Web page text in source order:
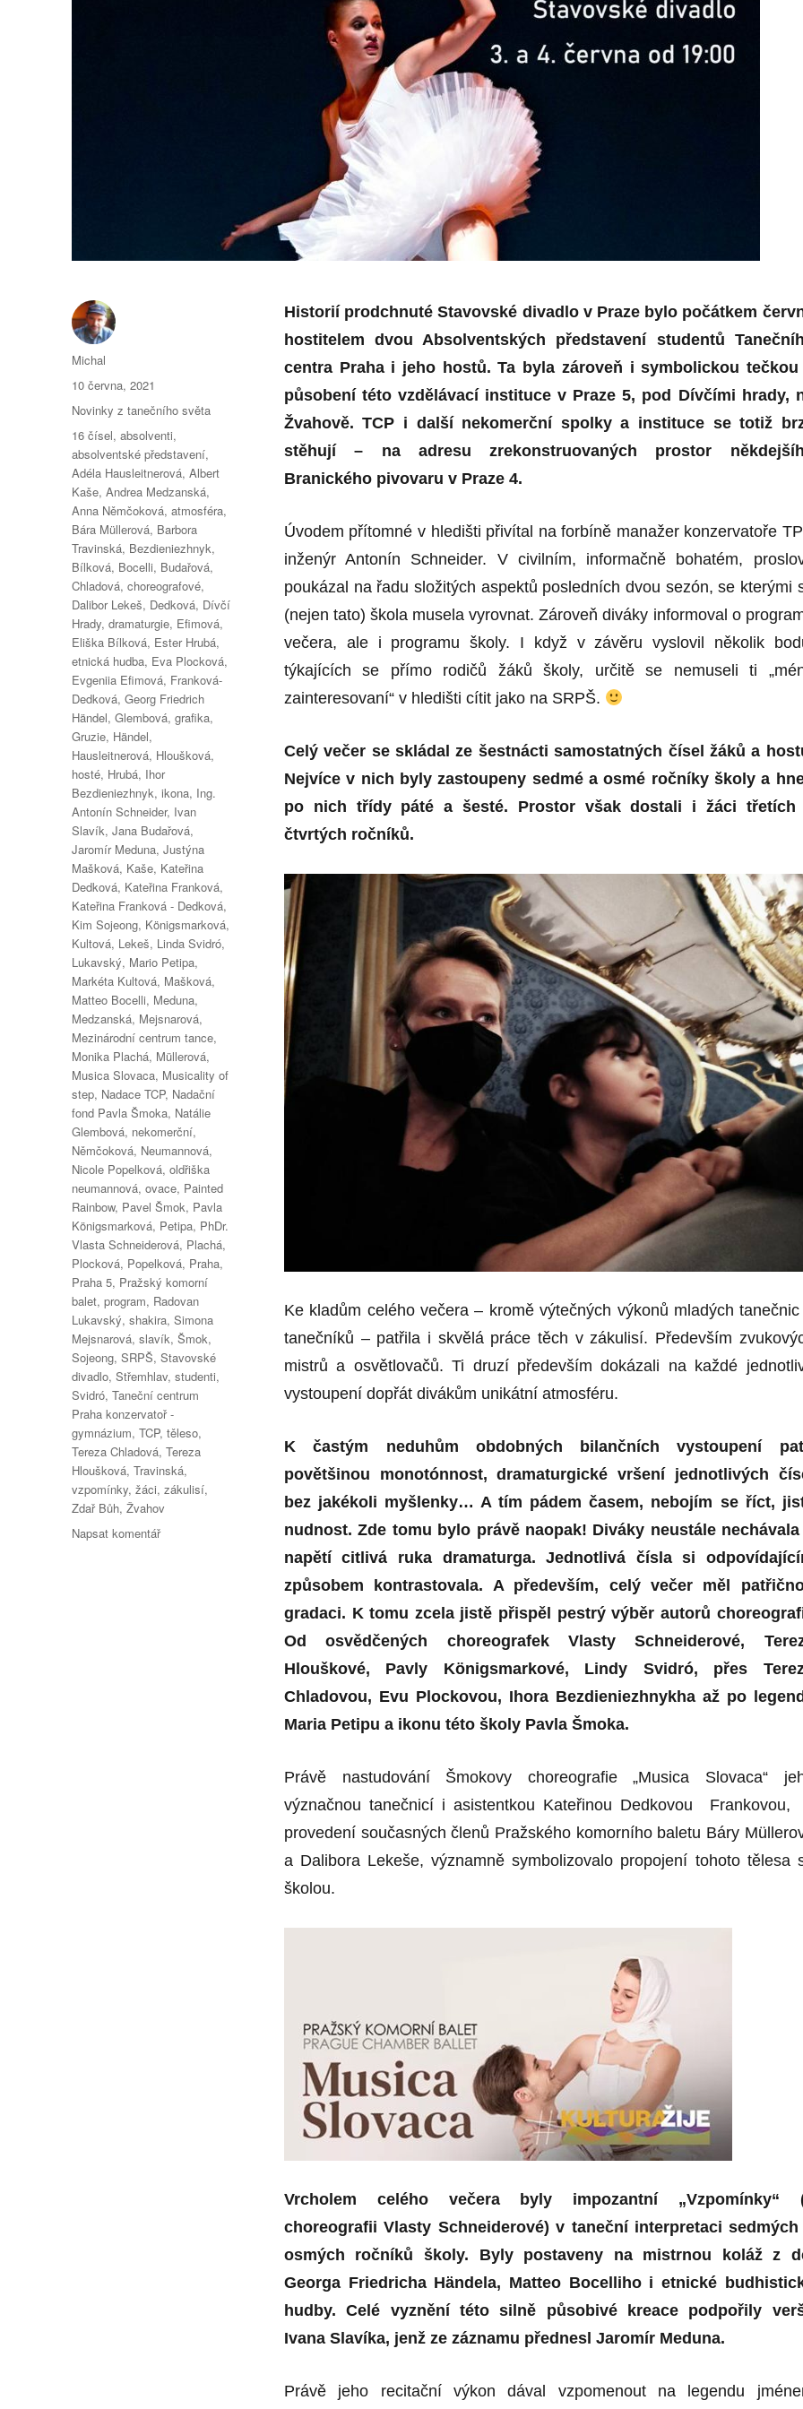
Historií prodchnuté Stavovské divadlo v Praze bylo počátkem
hostitelem dvou Absolventských představení studentů
centra Praha i jeho hostů. Ta byla zároveň i symbolickou
působení této vzdělávací instituce v Praze 5, pod Dívčími hrady,
Žvahově. TCP i další nekomerční spolky a instituce se totiž
stěhují – na adresu zrekonstruovaných prostor
Branického pivovaru v Praze 4.
Úvodem přítomné v hledišti přivítal na forbíně manažer konzervatoře
inženýr Antonín Schneider. V civilním, informačně bohatém,
poukázal na řadu složitých aspektů posledních dvou sezón, se kterými
(nejen tato) škola musela vyrovnat. Zároveň diváky informoval o
večera, ale i programu školy. I když v závěru vyslovil několik
týkajících se přímo rodičů žáků školy, určitě se nemuseli ti
zainteresovaní“ v hledišti cítit jako na SRPŠ.
Celý večer se skládal ze šestnácti samostatných čísel žáků a
Nejvíce v nich byly zastoupeny sedmé a osmé ročníky školy a
po nich třídy páté a šesté. Prostor však dostali i žáci třetích
čtvrtých ročníků.
Ke kladům celého večera – kromě výtečných výkonů mladých
tanečníků – patřila i skvělá práce těch v zákulisí. Především
mistrů a osvětlovačů. Ti druzí především dokázali na každé
vystoupení dopřát divákům unikátní atmosféru.
K častým neduhům obdobných bilančních vystoupení
povětšinou monotónnost, dramaturgické vršení jednotlivých
bez jakékoli myšlenky… A tím pádem časem, nebojím se říct,
nudnost. Zde tomu bylo právě naopak! Diváky neustále
napětí citlivá ruka dramaturga. Jednotlivá čísla si
způsobem kontrastovala. A především, celý večer měl
gradaci. K tomu zcela jistě přispěl pestrý výběr autorů
Od osvědčených choreografek Vlasty Schneiderové,
Hlouškové, Pavly Königsmarkové, Lindy Svidró, přes
Chladovou, Evu Plockovou, Ihora Bezdieniezhnykha až po
Maria Petipu a ikonu této školy Pavla Šmoka.
Právě nastudování Šmokovy choreografie „Musica Slovaca“
význačnou tanečnicí i asistentkou Kateřinou Dedkovou
provedení současných členů Pražského komorního baletu Báry
a Dalibora Lekeše, významně symbolizovalo propojení tohoto tělesa
školou.
Vrcholem celého večera byly impozantní „Vzpomínky“
choreografii Vlasty Schneiderové) v taneční interpretaci sedmých
osmých ročníků školy. Byly postaveny na mistrnou koláž z
Georga Friedricha Händela, Matteo Bocelliho i etnické
hudby. Celé vyznění této silně působivé kreace podpořily
Ivana Slavíka, jenž ze záznamu přednesl Jaromír Meduna.
Právě jeho recitační výkon dával vzpomenout na legendu
Autor:
Michal
Publikováno:
10 června, 2021
Rubriky:
Novinky z tanečního světa
Štítky:
16 čísel,absolventi,
absolventské představení,
Adéla Hausleitnerová,Albert
Kaše,Andrea Medzanská,
Anna Němčoková,atmosféra,
Bára Müllerová, Barbora
Travinská, Bezdieniezhnyk,
Bílková, Bocelli, Budařová,
Chladová,choreografové,
Dalibor Lekeš, Dedková, Dívčí
Hrady,dramaturgie, Efimová,
Eliška Bílková, Ester Hrubá,
etnická hudba, Eva Plocková,
Evgeniia Efimová, Franková-
Dedková,Georg Friedrich
Händel,Glembová,grafika,
Gruzie, Händel,
Hausleitnerová, Hloušková,
hosté, Hrubá, Ihor
Bezdieniezhnyk,ikona, Ing.
Antonín Schneider, Ivan
Slavík,Jana Budařová,
Jaromír Meduna,Justýna
Mašková, Kaše, Kateřina
Dedková, Kateřina Franková,
Kateřina Franková - Dedková,
Kim Sojeong, Königsmarková,
Kultová, Lekeš, Linda Svidró,
Lukavský, Mario Petipa,
Markéta Kultová, Mašková,
Matteo Bocelli, Meduna,
Medzanská, Mejsnarová,
Mezinárodní centrum tance,
Monika Plachá, Müllerová,
Musica Slovaca, Musicality of
step, Nadace TCP, Nadační
fond Pavla Šmoka, Natálie
Glembová, nekomerční,
Němčoková, Neumannová,
Nicole Popelková,oldřiška
neumannová,ovace, Painted
Rainbow, Pavel Šmok, Pavla
Königsmarková, Petipa, PhDr.
Vlasta Schneiderová, Plachá,
Plocková, Popelková, Praha,
Praha 5, Pražský komorní
balet,program, Radovan
Lukavský,shakira,Simona
Mejsnarová,slavík,Šmok,
Sojeong,SRPŠ,Stavovské
divadlo,Střemhlav,studenti,
Svidró,Taneční centrum
Praha konzervatoř -
gymnázium,TCP,těleso,
Tereza Chladová,Tereza
Hloušková,Travinská,
vzpomínky,žáci,zákulisí,
Zdař Bůh,Žvahov
Napsat komentářpro